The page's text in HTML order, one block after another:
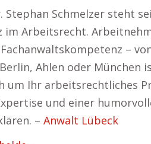
Stephan Schmelzer steht
im Arbeitsrecht.
–
Ahlen oder München
um Ihr arbeitsrechtliches
und einer
– Anwalt Lübeck